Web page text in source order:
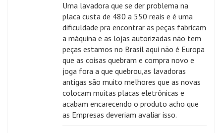
Uma lavadora que se der problema na
placa custa de 480 a 550 reais e é uma
dificuldade pra encontrar as peças fabricam
a máquina e as lojas autorizadas não tem
peças estamos no Brasil aqui não é Europa
que as coisas quebram e compra novo e
joga fora a que quebrou,as lavadoras
antigas são muito melhores que as novas
colocam muitas placas eletrônicas e
acabam encarecendo o produto acho que
as Empresas deveriam avaliar isso.